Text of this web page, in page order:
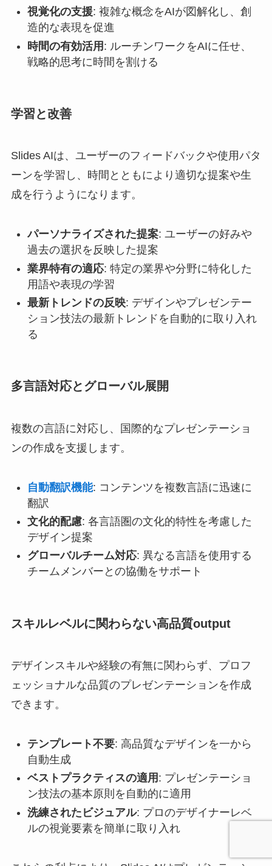
視覚化の支援: 複雑な概念をAIが図解化し、創
造的な表現を促進
時間の有効活用 : ルーチンワークをAIに任せ、
戦略的思考に時間を割ける
学習と改善
Slides AIは、ユーザーのフィードバックや使用パタ
ーンを学習し、時間とともにより適切な提案や生
成を行うようになります。
パーソナライズされた提案: ユーザーの好みや
過去の選択を反映した提案
業界特有の適応: 特定の業界や分野に特化した
用語や表現の学習
最新トレンドの反映: デザインやプレゼンテー
ション技法の最新トレンドを自動的に取り入れ
る
多言語対応とグローバル展開
複数の言語に対応し、国際的なプレゼンテーショ
ンの作成を支援します。
自動翻訳機能: コンテンツを複数言語に迅速に
翻訳
文化的配慮: 各言語圏の文化的特性を考慮した
デザイン提案
グローバルチーム対応: 異なる言語を使用する
チームメンバーとの協働をサポート
スキルレベルに関わらない高品質output
デザインスキルや経験の有無に関わらず、プロフ
ェッショナルな品質のプレゼンテーションを作成
できます。
テンプレート不要: 高品質なデザインを一から
自動生成
ベストプラクティスの適用 : プレゼンテーショ
ン技法の基本原則を自動的に適用
洗練されたビジュアル: プロのデザイナーレベ
ルの視覚要素を簡単に取り入れ